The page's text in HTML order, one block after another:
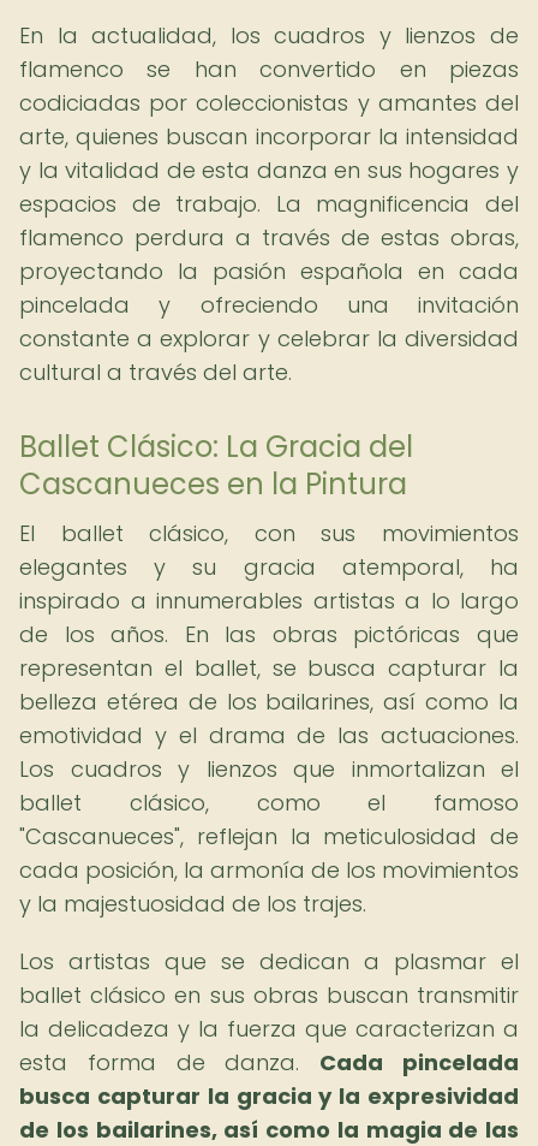
En la actualidad, los cuadros y lienzos de
flamenco se han convertido en piezas
codiciadas por coleccionistas y amantes del
arte, quienes buscan incorporar la intensidad
y la vitalidad de esta danza en sus hogares y
espacios de trabajo. La magnificencia del
flamenco perdura a través de estas obras,
proyectando la pasión española en cada
pincelada y ofreciendo una invitación
constante a explorar y celebrar la diversidad
cultural a través del arte.
Ballet Clásico: La Gracia del
Cascanueces en la Pintura
El ballet clásico, con sus movimientos
elegantes y su gracia atemporal, ha
inspirado a innumerables artistas a lo largo
de los años. En las obras pictóricas que
representan el ballet, se busca capturar la
belleza etérea de los bailarines, así como la
emotividad y el drama de las actuaciones.
Los cuadros y lienzos que inmortalizan el
ballet clásico, como el famoso
"Cascanueces", reflejan la meticulosidad de
cada posición, la armonía de los movimientos
y la majestuosidad de los trajes.
Los artistas que se dedican a plasmar el
ballet clásico en sus obras buscan transmitir
la delicadeza y la fuerza que caracterizan a
esta forma de danza. Cada pincelada
busca capturar la gracia y la expresividad
de los bailarines, así como la magia de las